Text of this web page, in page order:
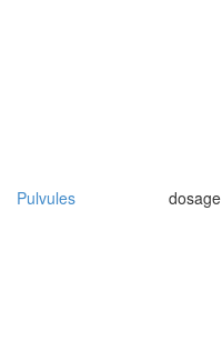
Pulvules dosage